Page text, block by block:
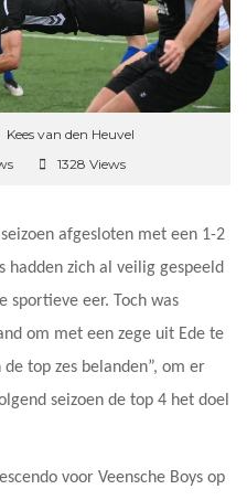
Kees van den Heuvel
1328 Views
afgesloten met een 1-2
hadden zich al veilig gespeeld
sportieve eer. Toch was
om met een zege uit Ede te
top zes belanden”, om er
seizoen de top 4 het doel
voor Veensche Boys op